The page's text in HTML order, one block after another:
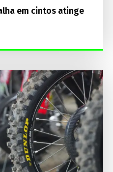
em cintos atinge